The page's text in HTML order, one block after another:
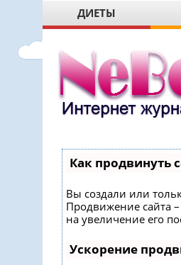
ДИЕТЫ
Как продвинуть
Вы создали или
Продвижение сайта
на увеличение его
Ускорение